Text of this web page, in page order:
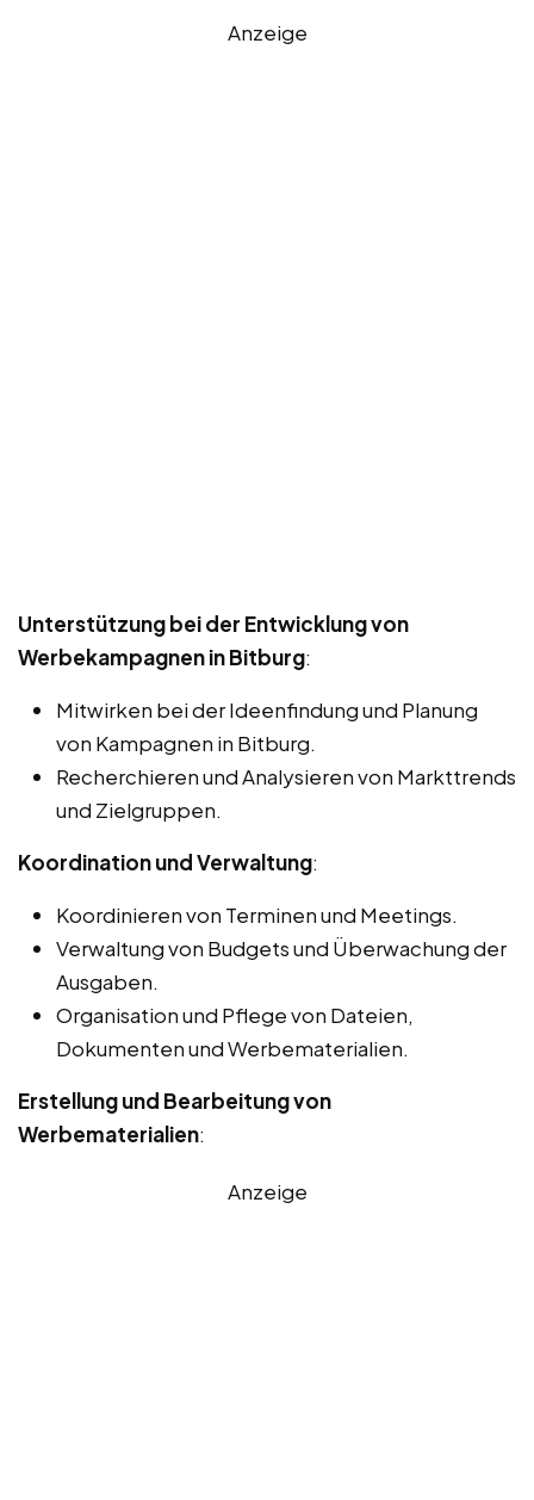
Anzeige
Unterstützung bei der Entwicklung von
Werbekampagnen in Bitburg:
Mitwirken bei der Ideenfindung und Planung
von Kampagnen in Bitburg.
Recherchieren und Analysieren von Markttrends
und Zielgruppen.
Koordination und Verwaltung:
Koordinieren von Terminen und Meetings.
Verwaltung von Budgets und Überwachung der
Ausgaben.
Organisation und Pflege von Dateien,
Dokumenten und Werbematerialien.
Erstellung und Bearbeitung von
Werbematerialien:
Anzeige